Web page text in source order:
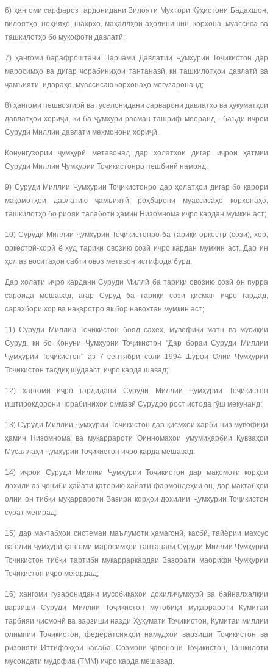
6) ҳангоми сарфароз гардонидани Вилояти Мухтори Кӯҳистони Бадахшон,
вилоятҳо, ноҳияҳо, шаҳрҳо, маҳаллҳои аҳолинишин, корхона, муассиса ва
ташкилотҳо бо мукофоти давлатӣ;
7) ҳангоми барафроштани Парчами Давлатии Ҷумҳурии Тоҷикистон дар
маросимҳо ва дигар чорабиниҳои тантанавӣ, ки ташкилотҳои давлатӣ ва
ҷамъиятӣ, идораҳо, муассисаю корхонаҳо мегузаронанд;
8) ҳангоми пешвозгирӣ ва гуселонидани сарварони давлатҳо ва ҳукуматҳои
давлатҳои хориҷӣ, ки ба ҷумҳурӣ расман ташриф меоранд - баъди иҷрои
Суруди Миллии давлати мехмонони хориҷӣ.
Қонунгузории ҷумҳурӣ метавонад дар ҳолатҳои дигар иҷрои ҳатмии
Суруди Миллии Ҷумҳурии Тоҷикистонро пешбинӣ намояд.
9) Суруди Миллии Ҷумҳурии Тоҷикистонро дар ҳолатҳои дигар бо қарори
мақомотҳои давлатию ҷамъиятӣ, роҳбарони муассисаҳо корхонаҳо,
ташкилотҳо бо риояи талаботи ҳамин Низомнома иҷро кардан мумкин аст;
10) Суруди Миллии Ҷумҳурии Тоҷикистонро ба тариқи оркестр (созӣ), хор,
оркестрӣ-хорӣ ё худ тариқи овозию созӣ иҷро кардан мумкин аст. Дар ин
ҳол аз воситаҳои сабти овоз метавон истифода бурд.
Дар ҳолати иҷро кардани Суруди Миллӣ ба тариқи овозию созӣ он пурра
сароида мешавад, агар Суруд ба тариқи созӣ қисман иҷро гардад,
сарахбори хор ва нақаротро як бор навохтан мумкин аст;
11) Суруди Миллии Тоҷикистон бояд саҳеҳ, мувофиқи матн ва мусиқии
Суруд, ки бо Қонуни Ҷумҳурии Тоҷикистон "Дар бораи Суруди Миллии
Ҷумҳурии Тоҷикистон" аз 7 сентябри соли 1994 Шӯрои Олии Ҷумҳурии
Тоҷикистон тасдиқ шудааст, иҷро карда шавад;
12) ҳангоми иҷро гардидани Суруди Миллии Ҷумҳурии Тоҷикистон
иштирокдорони чорабиниҳои оммавӣ Сурудро рост истода гӯш мекунанд;
13) Суруди Миллии Ҷумҳурии Тоҷикистон дар қисмҳои ҳарбӣ низ мувофиқи
ҳамин Низомнома ва муқаррароти Оинномаҳои умумиҳарбии Қувваҳои
Мусаллаҳи Ҷумҳурии Тоҷикистон иҷро карда мешавад;
14) иҷрои Суруди Миллии Ҷумҳурии Тоҷикистон дар мақомоти корҳои
дохилӣ аз ҷониби ҳайати қаторию ҳайати фармондеҳии он, дар мактабҳои
олии он тибқи муқаррароти Вазири корҳои дохилии Ҷумҳурии Тоҷикистон
сурат мегирад;
15) дар мактабҳои системаи маълумоти ҳамагонӣ, касбӣ, тайёрии махсус
ва олии ҷумҳурӣ ҳангоми маросимҳои тантанавӣ Суруди Миллии Ҷумҳурии
Тоҷикистон тибқи тартиби муқарраркардаи Вазорати маорифи Ҷумҳурии
Тоҷикистон иҷро мегардад;
16) ҳангоми гузаронидани мусобиқаҳои дохилиҷумҳурӣ ва байналхалқии
варзишӣ Суруди Миллии Тоҷикистон мутобиқи муқаррароти Кумитаи
тарбияи ҷисмонӣ ва варзиши назди Ҳукумати Тоҷикистон, Кумитаи миллии
олимпии Тоҷикистон, федератсияҳои намудҳои варзиши Тоҷикистон ва
ризоияти Иттифоқҳои касаба, Созмони ҷавонони Тоҷикистон, Ташкилоти
мусоидати мудофиа (ТММ) иҷро карда мешавад.